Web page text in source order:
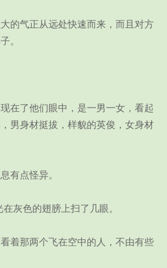
的气正从远处快速而来，而且对方
。
在了他们眼中，是一男一女，看起
男身材挺拔，样貌的英俊，女身材
有点怪异。
灰色的翅膀上扫了几眼。
着那两个飞在空中的人，不由有些